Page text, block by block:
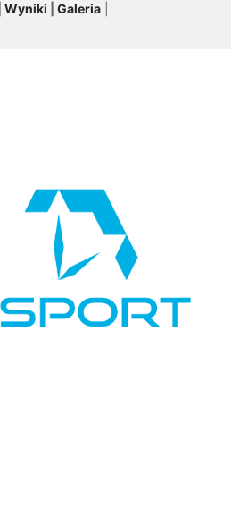
Wyniki Galeria